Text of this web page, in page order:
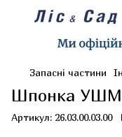
Запасні частини
Шпонка
Артикул: 26.03.00.03.00